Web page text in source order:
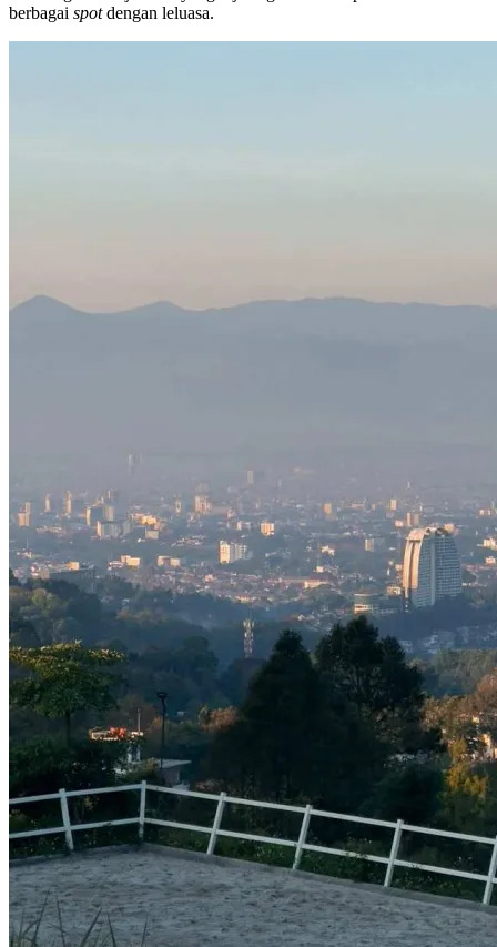
berbagai spotdengan leluasa.